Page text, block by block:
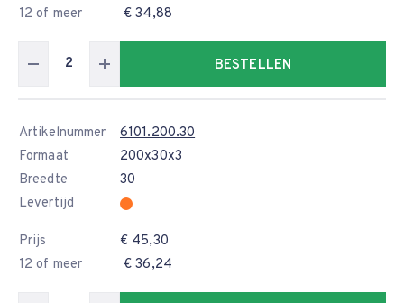
12 of meer
€ 34,88
BESTELLEN
Artikelnummer
6101.200.30
Formaat
200x30x3
Breedte
30
Levertijd
Prijs
€ 45,30
12 of meer
€ 36,24